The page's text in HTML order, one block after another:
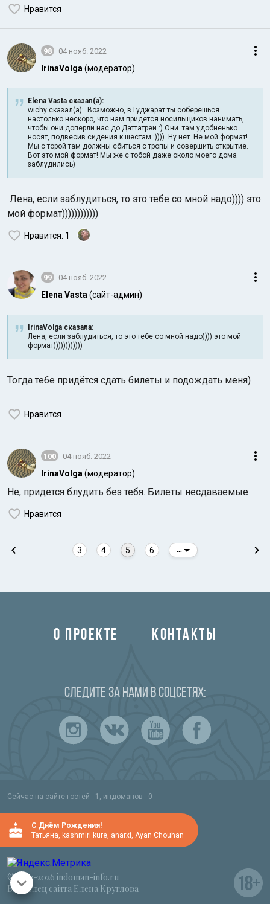
Нравится
98 04 нояб. 2022
IrinaVolga (модератор)
Elena Vasta сказал(а):
wichy сказал(а): Возможно, в Гуджарат ты соберешься
настолько нескоро, что нам придется носильщиков нанимать,
чтобы они доперли нас до Даттатреи :) Они там удобненько
носят, подвесив сидения к шестам :)))) Ну нет. Не мой формат!
Мы с торой там должны сбиться с тропы и совершить открытие.
Вот это мой формат! Мы же с тобой даже около моего дома
заблудились)
Лена, если заблудиться, то это тебе со мной надо)))) это
мой формат))))))))))))
Нравится: 1
99 04 нояб. 2022
Elena Vasta (сайт-админ)
IrinaVolga сказалa:
Лена, если заблудиться, то это тебе со мной надо)))) это мой
формат))))))))))))
Тогда тебе придётся сдать билеты и подождать меня)
Нравится
100 04 нояб. 2022
IrinaVolga (модератор)
Не, придется блудить без тебя. Билеты несдаваемые
Нравится
3 4 5 6
О ПРОЕКТЕ КОНТАКТЫ
Следите за нами в соцсетях:
Сейчас на сайте гостей - 1, индоманов - 0
C Днём Рождения!
Татьяна, kashmiri kure, anarxi, Ayan Chouhan
© 2012-2026 indoman-info.ru
Владелец сайта Елена Круглова